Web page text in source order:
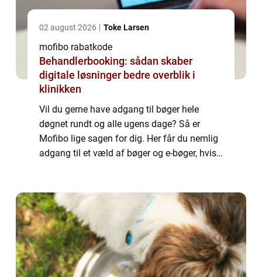
02 august 2026 Toke Larsen
mofibo rabatkode
Behandlerbooking: sådan skaber
digitale løsninger bedre overblik i
klinikken
Vil du gerne have adgang til bøger hele
døgnet rundt og alle ugens dage? Så er
Mofibo lige sagen for dig. Her får du nemlig
adgang til et væld af bøger og e-bøger, hvis